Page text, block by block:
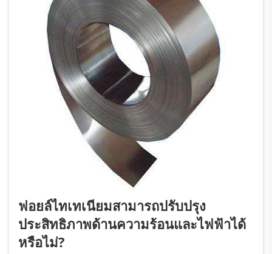
ฟอยล์ไทเทเนียมสามารถปรับปรุง
ประสิทธิภาพด้านความร้อนและไฟฟ้าได้
หรือไม่?